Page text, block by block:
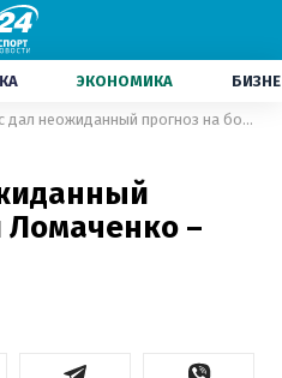
ЭКОНОМИКА
Лопес дал неожиданный прогноз на бой Ломаченко – Накатани
Ломаченко –